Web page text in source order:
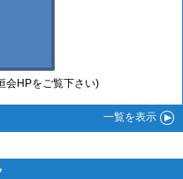
会HPをご覧下さい)
一覧を表示